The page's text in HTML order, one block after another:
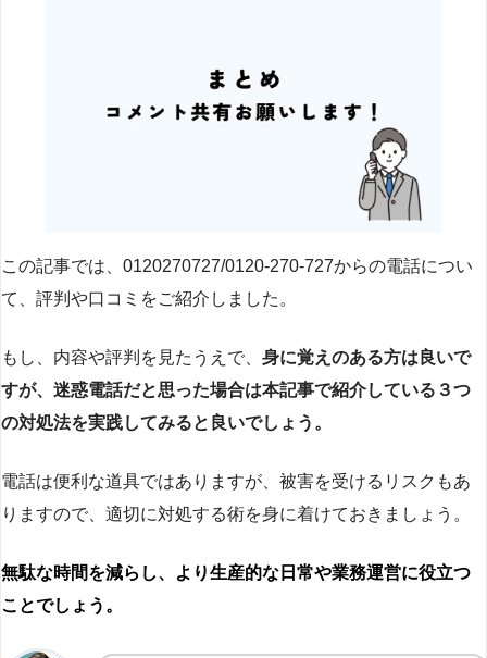
この記事では、0120270727/0120-270-727からの電話につい
て、評判や口コミをご紹介しました。
もし、内容や評判を見たうえで、 身に覚えのある方は良いで
すが、迷惑電話だと思った場合は本記事で紹介している３つ
の対処法を実践してみると良いでしょう。
電話は便利な道具ではありますが、被害を受けるリスクもあ
りますので、適切に対処する術を身に着けておきましょう。
無駄な時間を減らし、より生産的な日常や業務運営に役立つ
ことでしょう。